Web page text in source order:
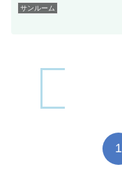
サンルーム
1